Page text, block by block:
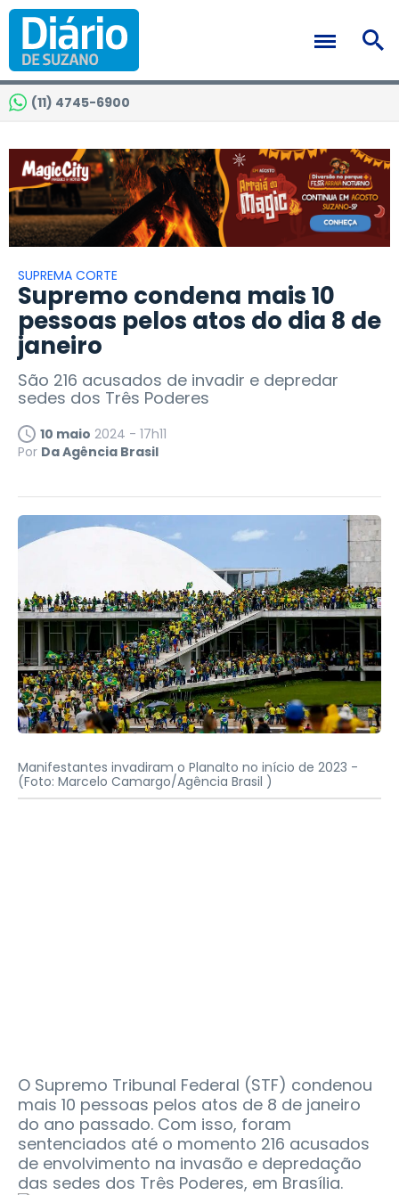
(11) 4745-6900
SUPREMA CORTE
Supremo condena mais 10
pessoas pelos atos do dia 8 de
janeiro
São 216 acusados de invadir e depredar
sedes dos Três Poderes
10 maio 2024 - 17h11
Por Da Agência Brasil
Manifestantes invadiram o Planalto no início de 2023 -
(Foto: Marcelo Camargo/Agência Brasil )
O Supremo Tribunal Federal (STF) condenou
mais 10 pessoas pelos atos de 8 de janeiro
do ano passado. Com isso, foram
sentenciados até o momento 216 acusados
de envolvimento na invasão e depredação
das sedes dos Três Poderes, em Brasília.